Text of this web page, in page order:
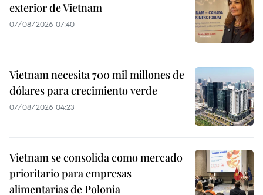
exterior de Vietnam
07/08/2026 07:40
Vietnam necesita 700 mil millones de
dólares para crecimiento verde
07/08/2026 04:23
Vietnam se consolida como mercado
prioritario para empresas
alimentarias de Polonia